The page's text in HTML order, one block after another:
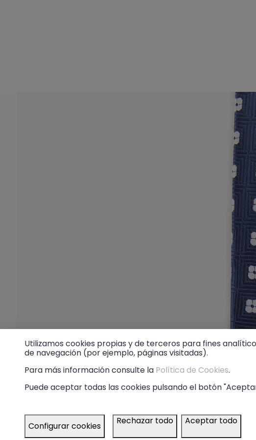
Utilizamos cookies propias y de terceros para fines
de navegación (por ejemplo, páginas visitadas).
Para más información consulte la Política de Cookies.
Puede aceptar todas las cookies pulsando el botón
Configurar cookies Rechazar todo Aceptar todo